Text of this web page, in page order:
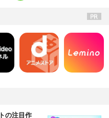
の注目作